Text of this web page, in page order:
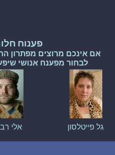
פענוח
אם אינכם מרוצים מפתרון
לבחור מפענח אנושי
גל פייטלסון אלי